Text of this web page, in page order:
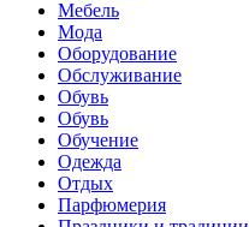
Мебель
Мода
Оборудование
Обслуживание
Обувь
Обувь
Обучение
Одежда
Отдых
Парфюмерия